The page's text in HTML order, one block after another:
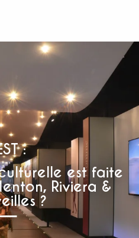
:
est faite
Riviera &
?